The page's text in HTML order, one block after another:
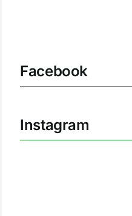
Facebook
Instagram